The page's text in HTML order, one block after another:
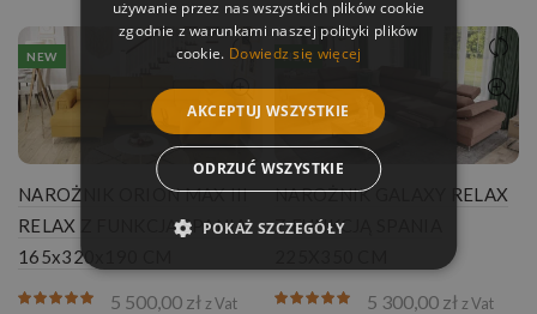
NEW
NAROŻNIK ORION MAX III
RELAX Z FUNKCJĄ SPANIA
165x320x190 CM
5 500,00 zł z Vat
NEW
NAROŻNIK GALAXY RELAX
Z FUNKCJĄ SPANIA
5 300,00 zł z Vat
używanie przez nas wszystkich plików cookie
zgodnie z warunkami naszej polityki plików
cookie. Dowiedz się więcej
AKCEPTUJ WSZYSTKIE
ODRZUĆ WSZYSTKIE
POKAŻ SZCZEGÓŁY